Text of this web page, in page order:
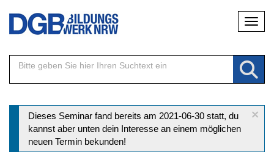
Direkt
Inhalt
×
Statusmeldung
Dieses Seminar fand bereits am 2021-06-30 statt, du
kannst aber unten dein Interesse an einem möglichen
neuen Termin bekunden!